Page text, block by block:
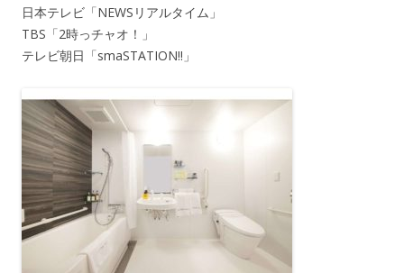
日本テレビ「NEWSリアルタイム」
TBS「2時っチャオ！」
テレビ朝日「smaSTATION!!」